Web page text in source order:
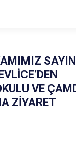
Havran
İvrindi
SAYIN
VE
ZİYARET